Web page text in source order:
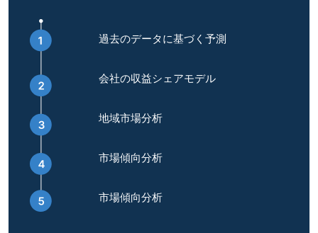
過去のデータに基づく予測
会社の収益シェアモデル
地域市場分析
市場傾向分析
市場傾向分析